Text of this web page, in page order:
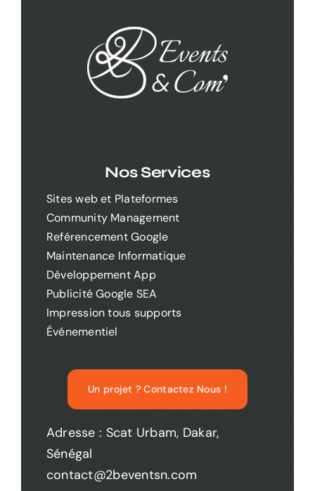
Nos Services
Sites web et Plateformes
Community Management
Reférencement Google
Maintenance Informatique
Développement App
Publicité Google SEA
Impression tous supports
Événementiel
Un projet ? Contactez Nous !
Adresse : Scat Urbam, Dakar,
Sénégal
contact@2beventsn.com